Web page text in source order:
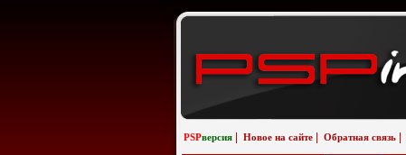
PSPверсия Новое на сайте Обратная связь